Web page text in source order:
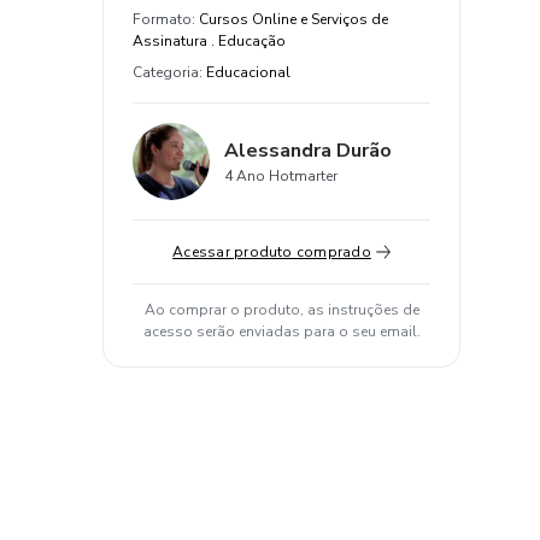
Formato: Cursos Online e Serviços de
Assinatura . Educação
Categoria: Educacional
Alessandra Durão
4 Ano Hotmarter
Acessar produto comprado
Ao comprar o produto, as instruções de
acesso serão enviadas para o seu email.